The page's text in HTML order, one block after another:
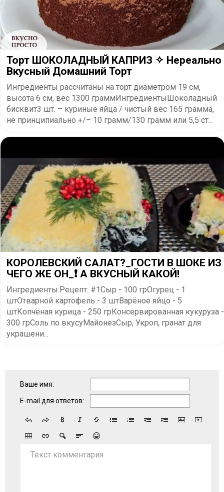
Торт ШОКОЛАДНЫЙ КАПРИЗ ✧ Нереально
Вкусный Домашний Торт
Ингредиенты рассчитаны на торт диаметром 19 см,
высота 6 см, вес 1300 граммИнгредиентыШоколадный
бисквит3 шт. – куриные яйца / чистый вес 165 грамма,
не принципиально +/– 10 грамм/130 грамм или 5,5 ст...
КОРОЛЕВСКИЙ САЛАТ?_ГОСТИ В ШОКЕ ИЗ
ЧЕГО ЖЕ ОН_❗ А ВКУСНЫЙ КАКОЙ!
Ингредиенты:Рецепт: #1Сыр - 100 грОгурец - 1
штОтварной картофель - 3 штВарёное яйцо - 5
штКопчёная курица - 250 грКонсервированная кукуруза -
300 грСоль по вкусуМайонезСыр, Укроп, гранат для
украшени...
Ваше имя:
E-mail для ответов:
Текст комментария